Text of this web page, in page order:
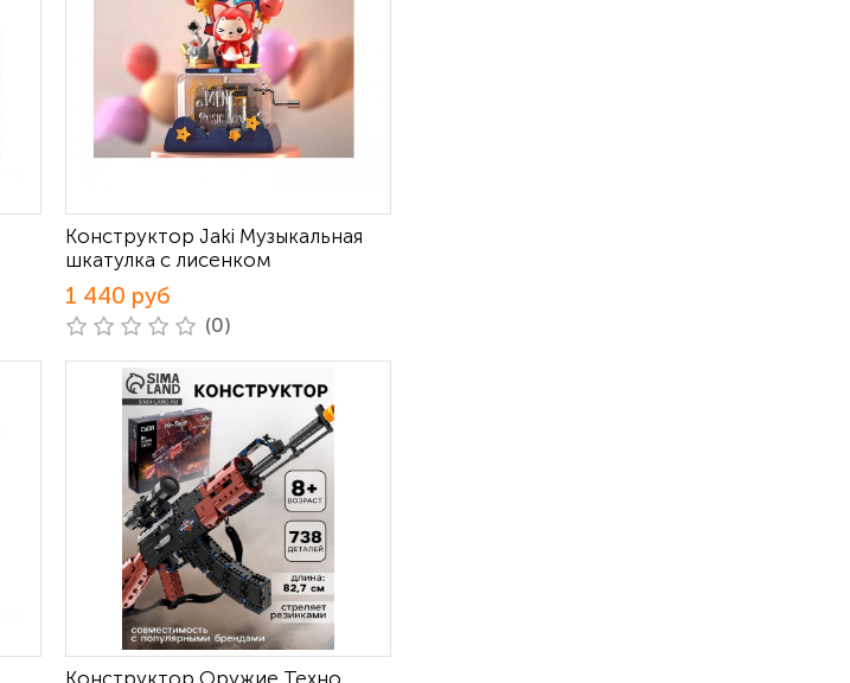
Конструктор Jaki Музыкальная
шкатулка с лисенком
1 440 руб
(0)
Конструктор Оружие Техно